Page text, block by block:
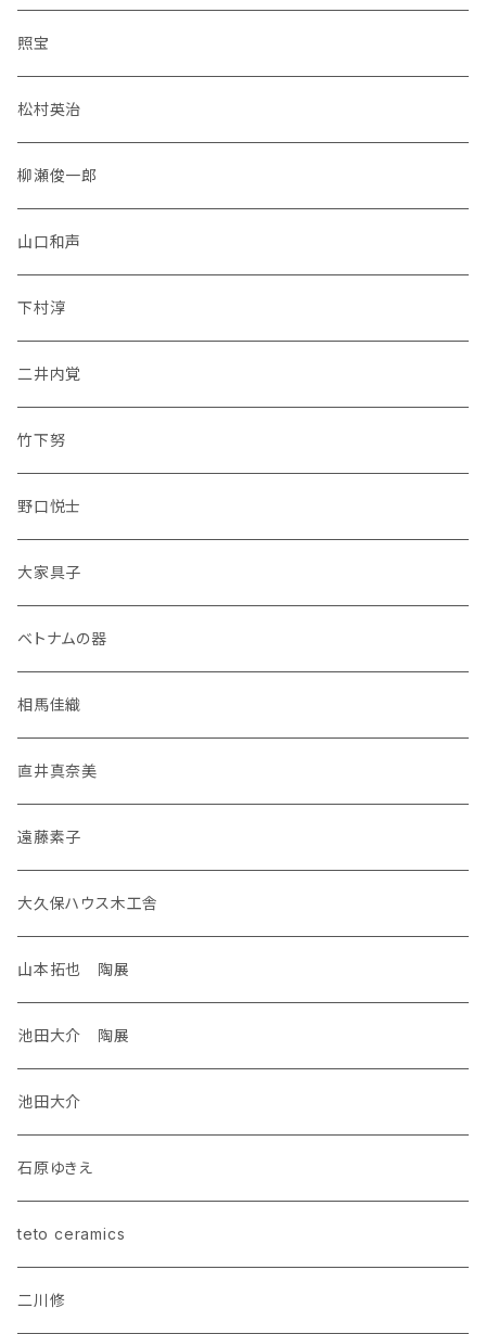
照宝
松村英治
柳瀬俊一郎
山口和声
下村淳
二井内覚
竹下努
野口悦士
大家具子
ベトナムの器
相馬佳織
直井真奈美
遠藤素子
大久保ハウス木工舎
山本拓也 陶展
池田大介 陶展
池田大介
石原ゆきえ
teto ceramics
二川修